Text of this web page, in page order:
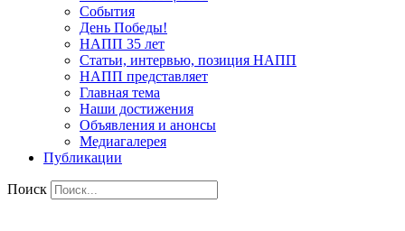
События
День Победы!
НАПП 35 лет
Статьи, интервью, позиция НАПП
НАПП представляет
Главная тема
Наши достижения
Объявления и анонсы
Медиагалерея
Публикации
Поиск